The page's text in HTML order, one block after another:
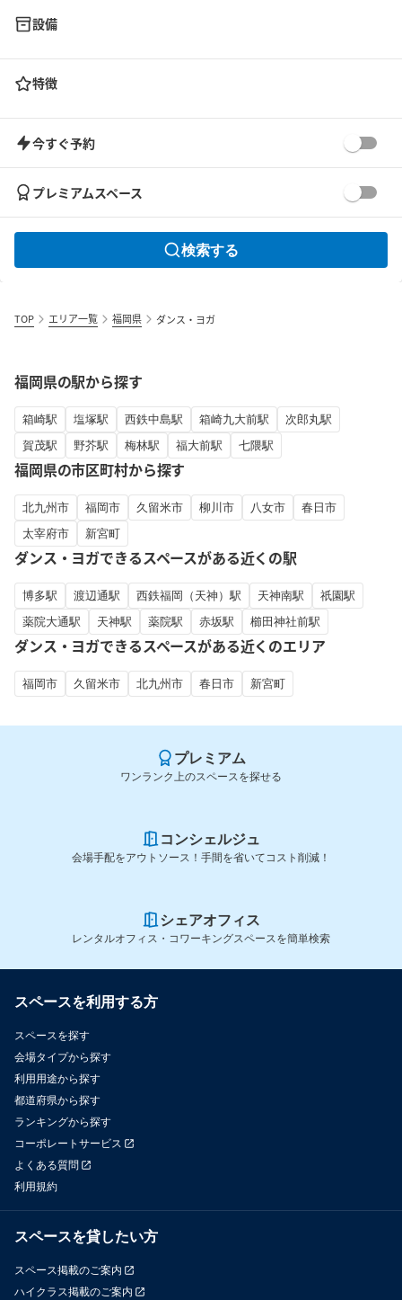
設備
特徴
今すぐ予約
プレミアムスペース
検索する
TOP エリア一覧 福岡県 ダンス・ヨガ
福岡県の駅から探す
箱崎駅 塩塚駅 西鉄中島駅 箱崎九大前駅
次郎丸駅
賀茂駅
野芥駅 梅林駅 福大前駅 七隈駅
福岡県の市区町村から探す
北九州市 福岡市 久留米市 柳川市 八女市
春日市
太宰府市
新宮町
ダンス・ヨガできるスペースがある近くの駅
博多駅 渡辺通駅 西鉄福岡（天神）駅 天神南駅
祇園駅
薬院大通駅
天神駅 薬院駅 赤坂駅 櫛田神社前駅
ダンス・ヨガできるスペースがある近くのエリア
福岡市 久留米市 北九州市 春日市 新宮町
プレミアム
ワンランク上のスペースを探せる
コンシェルジュ
会場手配をアウトソース！手間を省いてコスト削減！
シェアオフィス
レンタルオフィス・コワーキングスペースを簡単検索
スペースを利用する方
スペースを探す
会場タイプから探す
利用用途から探す
都道府県から探す
ランキングから探す
コーポレートサービス
よくある質問
利用規約
スペースを貸したい方
スペース掲載のご案内
ハイクラス掲載のご案内